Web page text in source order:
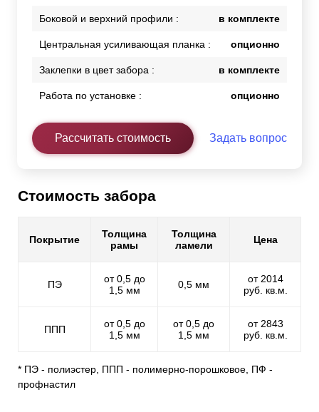
Боковой и верхний профили : в комплекте
Центральная усиливающая планка : опционно
Заклепки в цвет забора : в комплекте
Работа по установке : опционно
Рассчитать стоимость Задать вопрос
Стоимость забора
Покрытие
Толщина
рамы
Толщина
ламели
Цена
ПЭ
от 0,5 до
1,5 мм
0,5 мм
от 2014
руб. кв.м.
ППП
от 0,5 до
1,5 мм
от 0,5 до
1,5 мм
от 2843
руб. кв.м.
* ПЭ - полиэстер, ППП - полимерно-порошковое, ПФ -
профнастил